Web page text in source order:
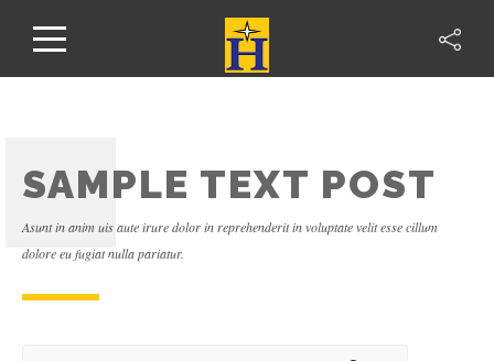
SAMPLE TEXT POST
Asunt in anim uis aute irure dolor in reprehenderit in voluptate velit esse cillum
dolore eu fugiat nulla pariatur.